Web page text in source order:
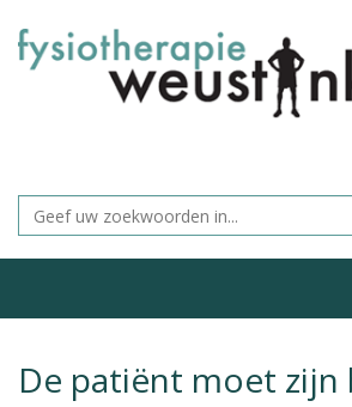
De patiënt moet zijn